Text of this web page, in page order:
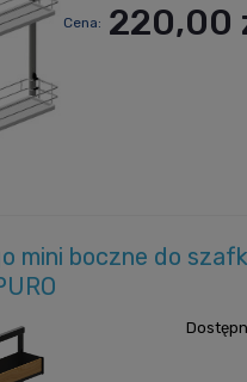
Cena: 220,00
mini boczne do